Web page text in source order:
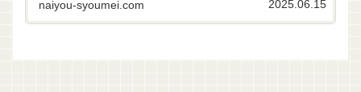
〒630-83-0252 奈良県生駒市山...
naiyou-syoumei.com 2025.06.15